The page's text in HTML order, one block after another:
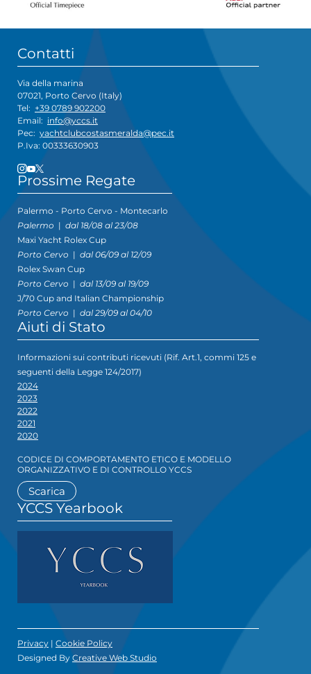
Contatti
Via della marina
07021, Porto Cervo (Italy)
Tel: +39 0789 902200
Email: info@yccs.it
Pec: yachtclubcostasmeralda@pec.it
P.Iva: 00333630903
Prossime Regate
Palermo - Porto Cervo - Montecarlo
Palermo | dal 18/08 al 23/08
Maxi Yacht Rolex Cup
Porto Cervo | dal 06/09 al 12/09
Rolex Swan Cup
Porto Cervo | dal 13/09 al 19/09
J/70 Cup and Italian Championship
Porto Cervo | dal 29/09 al 04/10
Aiuti di Stato
Informazioni sui contributi ricevuti (Rif. Art.1, commi 125 e
seguenti della Legge 124/2017)
2024
2023
2022
2021
2020
CODICE DI COMPORTAMENTO ETICO E MODELLO
ORGANIZZATIVO E DI CONTROLLO YCCS
Scarica
YCCS Yearbook
Privacy | Cookie Policy
Designed By Creative Web Studio